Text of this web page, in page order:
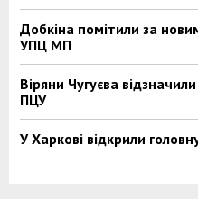
Добкіна помітили за
УПЦ МП
Віряни Чугуєва
ПЦУ
У Харкові відкрили